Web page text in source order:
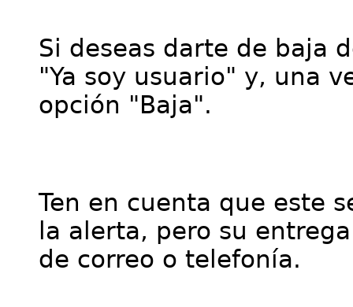
Si deseas darte de baja
"Ya soy usuario" y, una
opción "Baja".
Ten en cuenta que este
la alerta, pero su
de correo o telefonía.